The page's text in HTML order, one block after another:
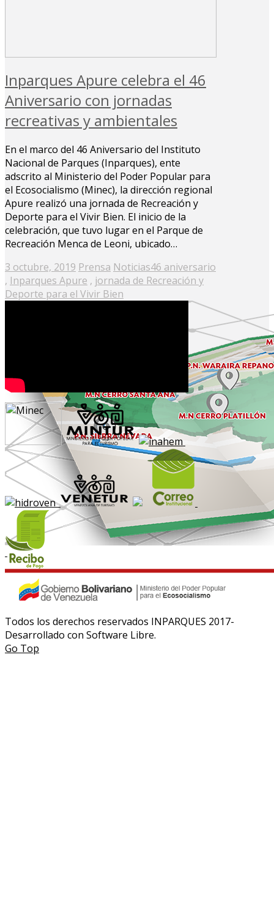
Inparques Apure celebra el 46
Aniversario con jornadas
recreativas y ambientales
En el marco del 46 Aniversario del Instituto
Nacional de Parques (Inparques), ente
adscrito al Ministerio del Poder Popular para
el Ecosocialismo (Minec), la dirección regional
Apure realizó una jornada de Recreación y
Deporte para el Vivir Bien. El inicio de la
celebración, que tuvo lugar en el Parque de
Recreación Menca de Leoni, ubicado…
Posted
on
3 octubre, 2019 Prensa Noticias46 aniversario
, Inparques Apure , jornada de Recreación y
Deporte para el Vivir Bien
Todos los derechos reservados INPARQUES 2017-
Desarrollado con Software Libre.
Go Top